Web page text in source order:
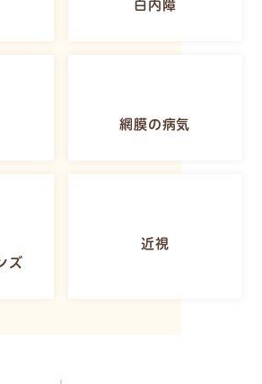
白内障
網膜の病気
ズ
近視